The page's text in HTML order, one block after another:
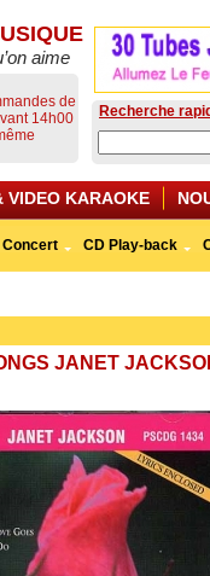
JANET
aime
de
14h00
Recherche
VIDEO KARAOKE
Concert CD Play-back